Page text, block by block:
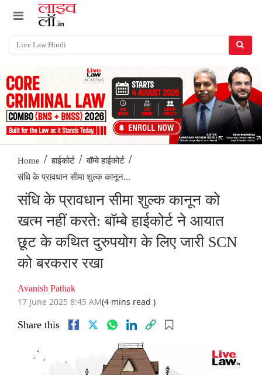
Home / हाईकोर्ट / बॉम्बे हाईकोर्ट /
संधि के प्रावधान सीमा शुल्क कानून...
संधि के प्रावधान सीमा शुल्क कानून को
खत्म नहीं करते: बॉम्बे हाईकोर्ट ने आयात
छूट के कथित दुरुपयोग के लिए जारी SCN
को बरकरार रखा
Avanish Pathak
17 June 2025 8:45 AM(4 mins read )
Share this